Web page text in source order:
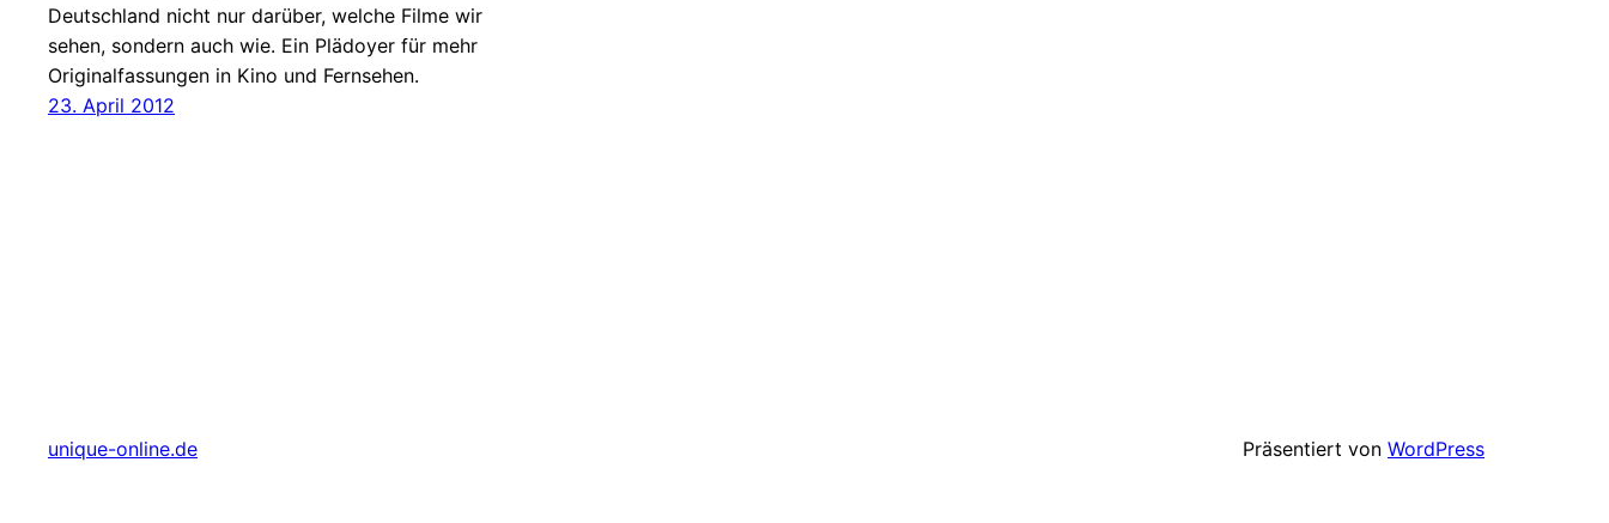
Deutschland nicht nur darüber, welche Filme wir
sehen, sondern auch wie. Ein Plädoyer für mehr
Originalfassungen in Kino und Fernsehen.
23. April 2012
unique-online.de Präsentiert von WordPress